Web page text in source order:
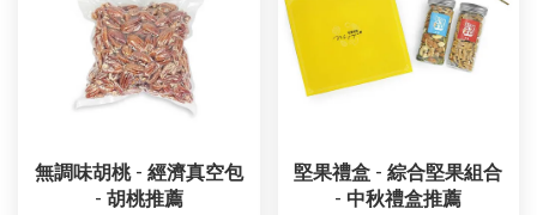
無調味胡桃 - 經濟真空包
- 胡桃推薦
堅果禮盒 - 綜合堅果組合
- 中秋禮盒推薦